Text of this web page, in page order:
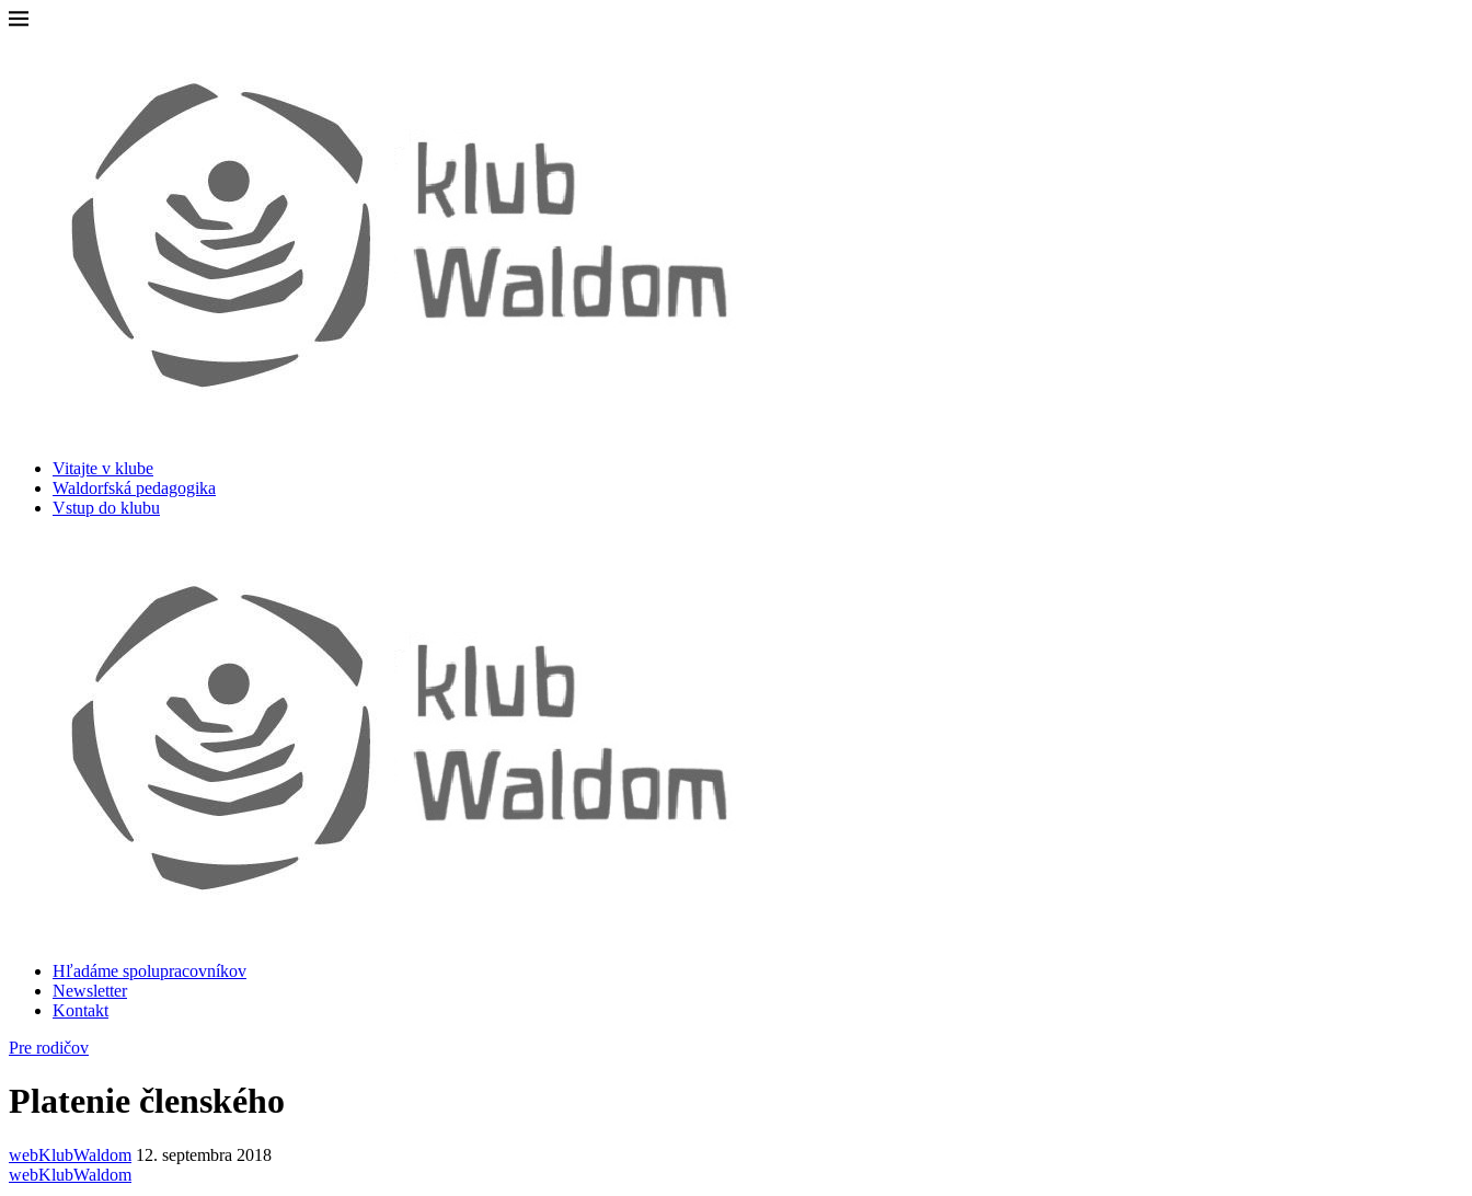
Vitajte v klube
Waldorfská pedagogika
Vstup do klubu
Hľadáme spolupracovníkov
Newsletter
Kontakt
Pre rodičov
Platenie členského
webKlubWaldom 12. septembra 2018
webKlubWaldom